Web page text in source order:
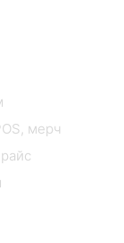
мерч